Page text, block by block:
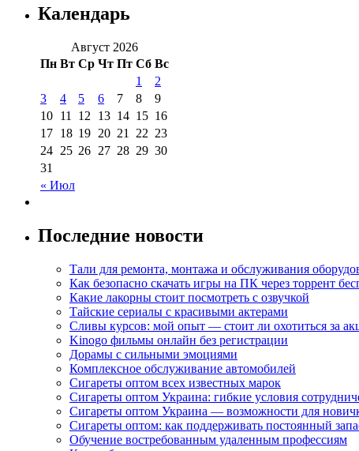
Календарь
Август 2026
Пн Вт Ср Чт Пт Сб Вс
« Июл
1
2
3
4 5 6 7 8
9
10 11 12 13 14 15 16
17 18 19 20 21 22 23
24 25 26 27 28 29 30
31
Последние новости
Тали для ремонта, монтажа и обслуживания
Как безопасно скачать игры на ПК через торрент
Какие лакорны стоит посмотреть с озвучкой
Тайские сериалы с красивыми актерами
Сливы курсов: мой опыт — стоит ли охотиться за
Kinogo фильмы онлайн без регистрации
Дорамы с сильными эмоциями
Комплексное обслуживание автомобилей
Сигареты оптом всех известных марок
Сигареты оптом Украина: гибкие условия
Сигареты оптом Украина — возможности для
Сигареты оптом: как поддерживать постоянный
Обучение востребованным удаленным профессиям